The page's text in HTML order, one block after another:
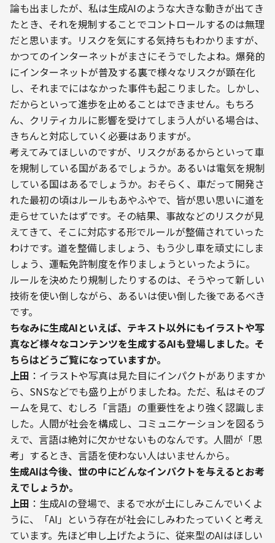
論も出ましたが、私は生成AIのような大きな動きが出てき
たとき、それを規制することでコントロールするのは無理
だと思います。リスクを気にする気持ちもわかりますが、
かつてのインターネットがまさにそうでしたよね。爆発的
にインターネットが普及する裏で様々なリスクが顕在化
し、それまでにはなかった事件も起こりました。しかし、
だからといって進歩を止めることはできません。もちろ
ん、クリティカルに影響を受けてしまう人がいる場合は、
きちんと対応していく必要はありますが。
考えてみてほしいのですが、リスクがあるからといって車
を規制している国があるでしょうか。あるいは電気を規制
している国はあるでしょうか。おそらく、車だって開発さ
れた最初の頃はルールもあやふやで、皆が思い思いに道を
走らせていたはずです。その結果、事故などのリスクが見
えてきて、そこに対応する形でルールが整備されていった
わけです。道を整備しましょう、もう少し車を頑丈にしま
しょう、運転免許制度を作りましょうといったように。
ルールを決めたり規制したりするのは、そうやって新しい
技術を使い倒しながら、あるいは使い倒した後であるべき
です。
――ちなみに生成AIといえば、テキスト以外にもイラストや写
真など様々なコンテンツを生成するAIも登場しました。そ
ちらはどうご覧になっていますか。
上田 ：イラストや写真は見た目にインパクトがありますか
ら、SNSなどでも盛り上がりましたね。ただ、私はそのブ
ームを見て、むしろ「言語」の重要性をより強く認識しま
した。人間が社会を構成し、コミュニケーションを図るう
えで、言語は絶対に欠かせないものなんです。人間が「思
考」するとき、言語を使わない人はいませんから。
――生成AIは今後、世の中にどんなインパクトを与えるとお考
えでしょうか。
上田 ：生成AIの登場で、まるで水が土にしみこんでいくよ
うに、「AI」という存在が社会にしみわたっていくと考え
ています。先ほど申し上げたように、従来型のAIはほしい